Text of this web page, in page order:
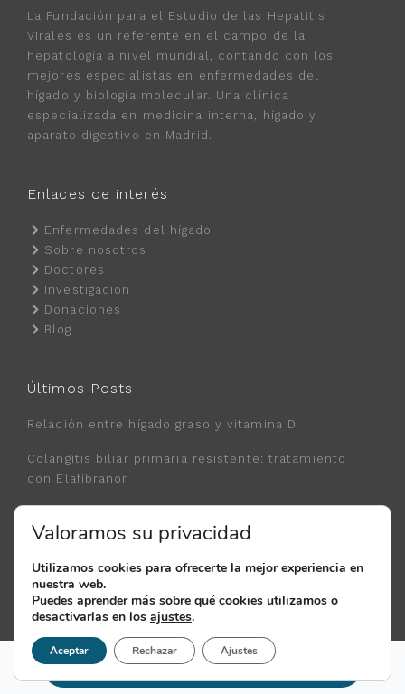
Pedir cita
Valoramos su privacidad
Utilizamos cookies para ofrecerte la mejor experiencia en
nuestra web.
Puedes aprender más sobre qué cookies utilizamos o
desactivarlas en los ajustes.
Aceptar Rechazar Ajustes
La Fundación para el Estudio de las Hepatitis
Virales es un referente en el campo de la
hepatología a nivel mundial, contando con los
mejores especialistas en enfermedades del
hígado y biología molecular. Una clínica
especializada en medicina interna, hígado y
aparato digestivo en Madrid.
Enlaces de interés
Enfermedades del hígado
Sobre nosotros
Doctores
Investigación
Donaciones
Blog
Últimos Posts
Relación entre hígado graso y vitamina D
Colangitis biliar primaria resistente: tratamiento
con Elafibranor
Bepirovirsen
© 2018 - 2026 Clínica FEHV. Todos los derechos reservados.
Política de Privacidad. Política de Cookies. Aviso Legal.